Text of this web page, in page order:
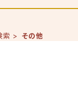
索 その他